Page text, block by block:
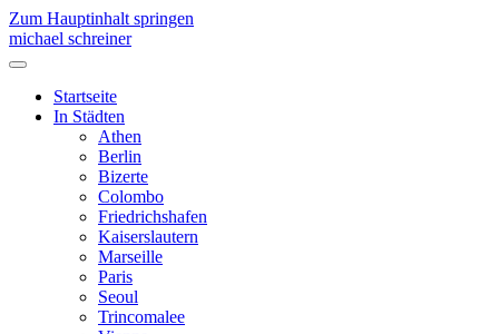
Zum Hauptinhalt springen
michael schreiner
Startseite
In Städten
Athen
Berlin
Bizerte
Colombo
Friedrichshafen
Kaiserslautern
Marseille
Paris
Seoul
Trincomalee